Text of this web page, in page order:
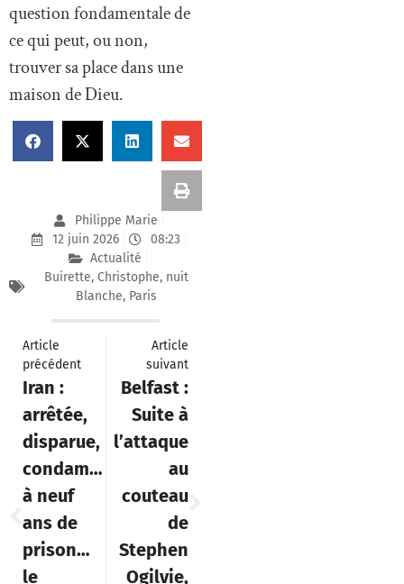
question fondamentale de
ce qui peut, ou non,
trouver sa place dans une
maison de Dieu.
Philippe Marie
12 juin 2026
08:23
Actualité
Buirette, Christophe, nuit
Blanche, Paris
Article
précédent
Iran :
arrêtée,
disparue,
condamnée
à neuf
ans de
prison…
le
Article
suivant
Belfast :
Suite à
l’attaque
au
couteau
de
Stephen
Ogilvie,